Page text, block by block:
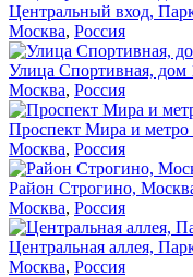
Центральный вход,
Москва, Россия
Улица Спортивная,
Москва, Россия
Проспект Мира и
Москва, Россия
Район Строгино,
Москва, Россия
Центральная аллея,
Москва, Россия